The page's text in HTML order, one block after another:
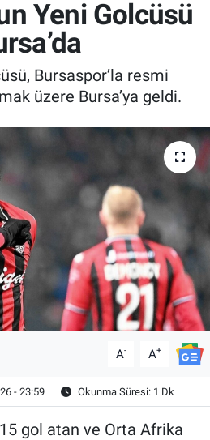
Yeni Golcüsü
Bursaspor’la resmi
üzere Bursa’ya geldi.
A- A+
- 23:59 Okunma Süresi: 1 Dk
gol atan ve Orta Afrika